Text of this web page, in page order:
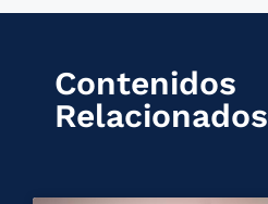
Contenidos
Relacionados